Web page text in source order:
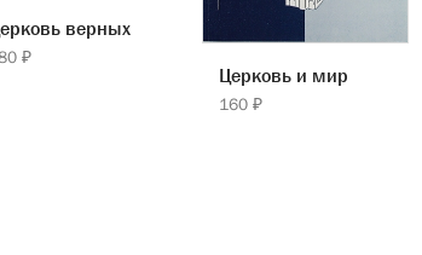
верных
₽
Церковь и мир
160 ₽